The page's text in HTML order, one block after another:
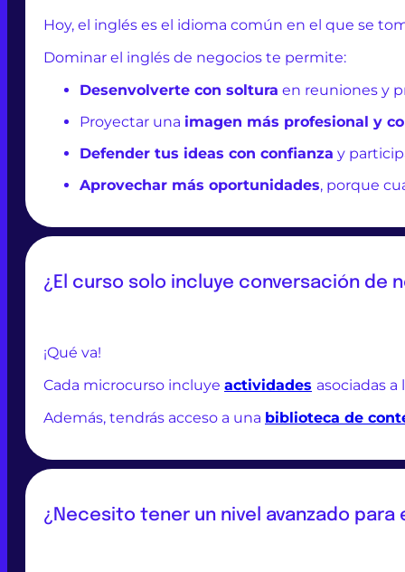
Hoy, el inglés es el idioma común en el que se
Dominar el inglés de negocios te permite:
Desenvolverte con soltura en reuniones y
Proyectar una imagen más profesional y
Defender tus ideas con confianza y
Aprovechar más oportunidades, porque
¿El curso solo incluye conversación de
¡Qué va!
Cada microcurso incluye actividades asociadas
Además, tendrás acceso a una biblioteca de
¿Necesito tener un nivel avanzado para